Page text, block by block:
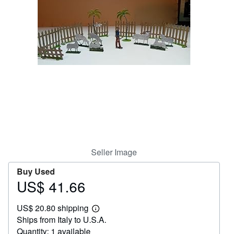
Textbooks
Seller Image
Buy Used
Price
41.66
US$ 41.66
US$ 20.80 shipping
Learn
more
Ships from Italy to U.S.A.
Quantity: 1 available